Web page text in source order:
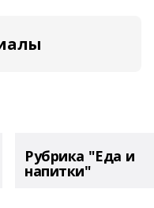
Рубрика "Еда и
напитки"